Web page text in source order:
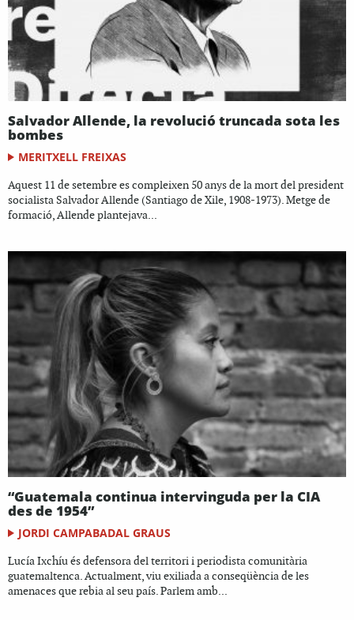
Salvador Allende, la revolució truncada sota les
bombes
MERITXELL FREIXAS
Aquest 11 de setembre es compleixen 50 anys de la mort del president
socialista Salvador Allende (Santiago de Xile, 1908-1973). Metge de
formació, Allende plantejava...
“Guatemala continua intervinguda per la CIA
des de 1954”
JORDI CAMPABADAL GRAUS
Lucía Ixchíu és defensora del territori i periodista comunitària
guatemaltenca. Actualment, viu exiliada a conseqüència de les
amenaces que rebia al seu país. Parlem amb...